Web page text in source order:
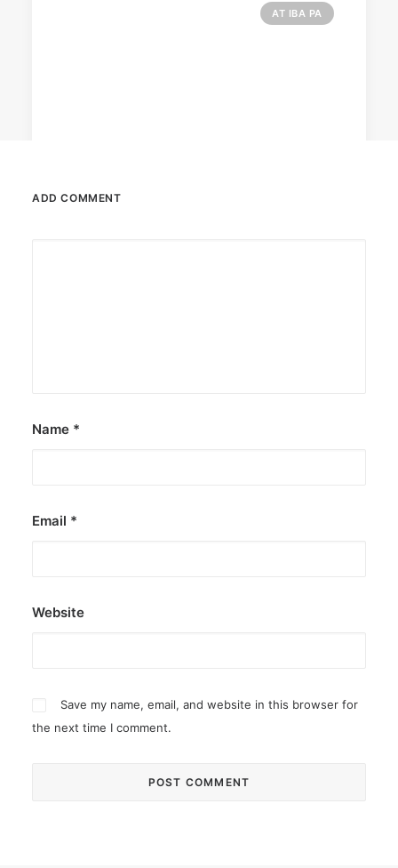
AT IBA PA
ADD COMMENT
Name *
Email *
Website
Save my name, email, and website in this browser for
the next time I comment.